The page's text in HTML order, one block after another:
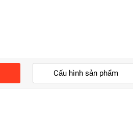
Cấu hình sản phẩm